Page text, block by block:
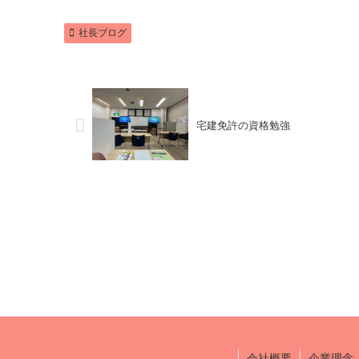
社長ブログ
宅建免許の資格勉強